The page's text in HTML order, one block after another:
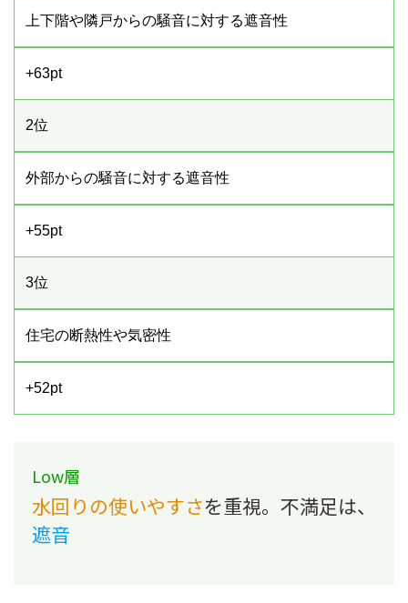
上下階や隣戸からの騒音に対する遮音性
+63pt
2位
外部からの騒音に対する遮音性
+55pt
3位
住宅の断熱性や気密性
+52pt
Low層
水回りの使いやすさを重視。不満足は、
遮音